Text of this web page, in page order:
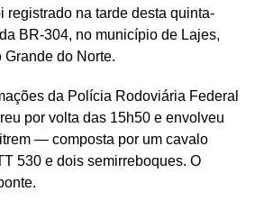
registrado na tarde desta quinta-
BR-304, no município de Lajes,
do Norte.
da Polícia Rodoviária Federal
por volta das 15h50 e envolveu
— composta por um cavalo
530 e dois semirreboques. O